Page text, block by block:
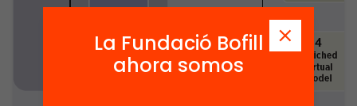
La Fundació Bofill
ahora somos